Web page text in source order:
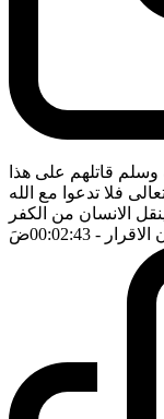
قاتلهم على هذا
فلا تدعوا مع الله
ينقل الانسان من الكفر
الاقرار - 00:02:43 ضَ